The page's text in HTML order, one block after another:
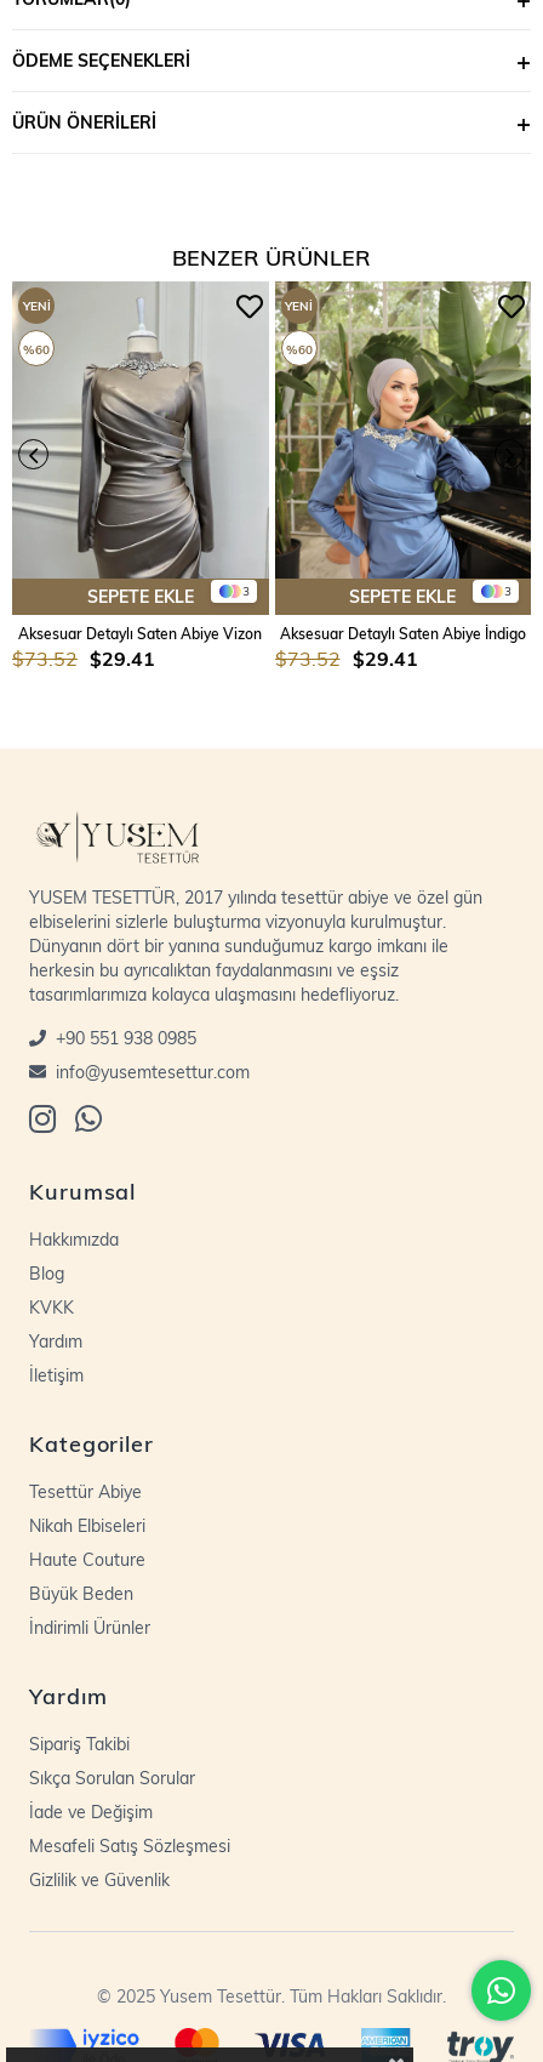
ÖDEME SEÇENEKLERI
ÜRÜN ÖNERILERI
BENZER ÜRÜNLER
3
SEPETE EKLE
Aksesuar Detaylı Saten Abiye Vizon
$29.41
$73.52
YENI
ÜRÜN
%60
3
SEPETE EKLE
Aksesuar Detaylı Saten Abiye İndigo
$29.41
$73.52
YENI
ÜRÜN
%60
YUSEM TESETTÜR, 2017 yılında tesettür abiye ve özel gün
elbiselerini sizlerle buluşturma vizyonuyla kurulmuştur.
Dünyanın dört bir yanına sunduğumuz kargo imkanı ile
herkesin bu ayrıcalıktan faydalanmasını ve eşsiz
tasarımlarımıza kolayca ulaşmasını hedefliyoruz.
+90 551 938 0985
info@yusemtesettur.com
Kurumsal
Hakkımızda
Blog
KVKK
Yardım
İletişim
Kategoriler
Tesettür Abiye
Nikah Elbiseleri
Haute Couture
Büyük Beden
İndirimli Ürünler
Yardım
Sipariş Takibi
Sıkça Sorulan Sorular
İade ve Değişim
Mesafeli Satış Sözleşmesi
Gizlilik ve Güvenlik
© 2025 Yusem Tesettür. Tüm Hakları Saklıdır.